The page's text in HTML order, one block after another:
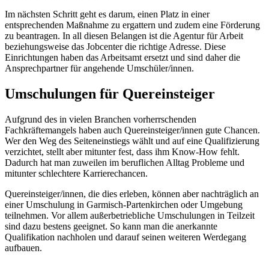
Im nächsten Schritt geht es darum, einen Platz in einer
entsprechenden Maßnahme zu ergattern und zudem eine Förderung
zu beantragen. In all diesen Belangen ist die Agentur für Arbeit
beziehungsweise das Jobcenter die richtige Adresse. Diese
Einrichtungen haben das Arbeitsamt ersetzt und sind daher die
Ansprechpartner für angehende Umschüler/innen.
Umschulungen für Quereinsteiger
Aufgrund des in vielen Branchen vorherrschenden
Fachkräftemangels haben auch Quereinsteiger/innen gute Chancen.
Wer den Weg des Seiteneinstiegs wählt und auf eine Qualifizierung
verzichtet, stellt aber mitunter fest, dass ihm Know-How fehlt.
Dadurch hat man zuweilen im beruflichen Alltag Probleme und
mitunter schlechtere Karrierechancen.
Quereinsteiger/innen, die dies erleben, können aber nachträglich an
einer Umschulung in Garmisch-Partenkirchen oder Umgebung
teilnehmen. Vor allem außerbetriebliche Umschulungen in Teilzeit
sind dazu bestens geeignet. So kann man die anerkannte
Qualifikation nachholen und darauf seinen weiteren Werdegang
aufbauen.